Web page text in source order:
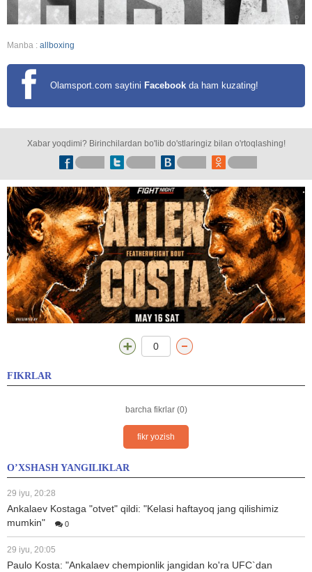
Manba : allboxing
Olamsport.com saytini Facebook da ham kuzating!
Xabar yoqdimi? Birinchilardan bo'lib do'stlaringiz bilan o'rtoqlashing!
0
FIKRLAR
barcha fikrlar (0)
fikr yozish
O’XSHASH YANGILIKLAR
29 iyu, 20:28
Ankalaev Kostaga "otvet" qildi: "Kelasi haftayoq jang qilishimiz
mumkin"
0
29 iyu, 20:05
Paulo Kosta: "Ankalaev chempionlik jangidan ko'ra UFC`dan